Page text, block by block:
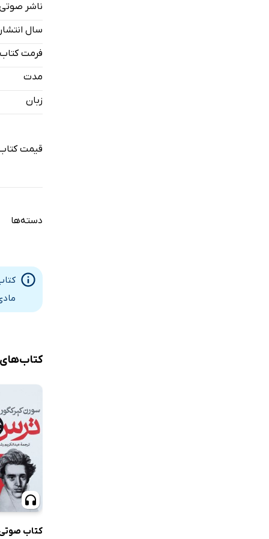
اندکی از
فصل سه:
عواطف
عواطف
فصل چهار:
باز هم
فصل شش:
فصل
ناشر
سال انتشار
فرمت کتاب
مدت
زبان
قیمت
دسته‌ها
کتاب